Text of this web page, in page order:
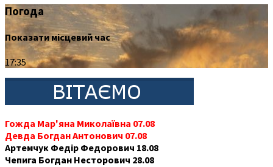
Погода
Показати місцевий час
17:35
Гожда Мар'яна Миколаївна 07.08
Девда Богдан Антонович 07.08
Артемчук Федір Федорович 18.08
Чепига Богдан Несторович 28.08